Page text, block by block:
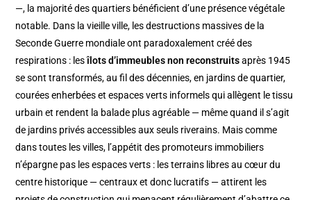
—, la majorité des quartiers bénéficient d’une présence végétale
notable. Dans la vieille ville, les destructions massives de la
Seconde Guerre mondiale ont paradoxalement créé des
respirations : lesîlots d’immeubles non reconstruitsaprès 1945
se sont transformés, au fil des décennies, en jardins de quartier,
courées enherbées et espaces verts informels qui allègent le tissu
urbain et rendent la balade plus agréable — même quand il s’agit
de jardins privés accessibles aux seuls riverains. Mais comme
dans toutes les villes, l’appétit des promoteurs immobiliers
n’épargne pas les espaces verts : les terrains libres au cœur du
centre historique — centraux et donc lucratifs — attirent les